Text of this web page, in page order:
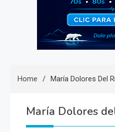
Home María Dolores Del
María Dolores